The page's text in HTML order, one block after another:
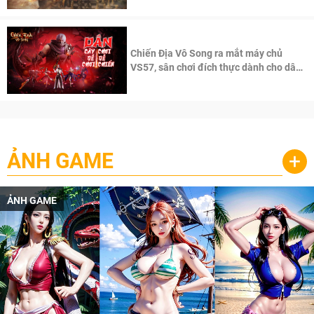
Chiến Địa Vô Song ra mắt máy chủ
VS57, sân chơi đích thực dành cho dân
ẢNH GAME +
ẢNH GAME